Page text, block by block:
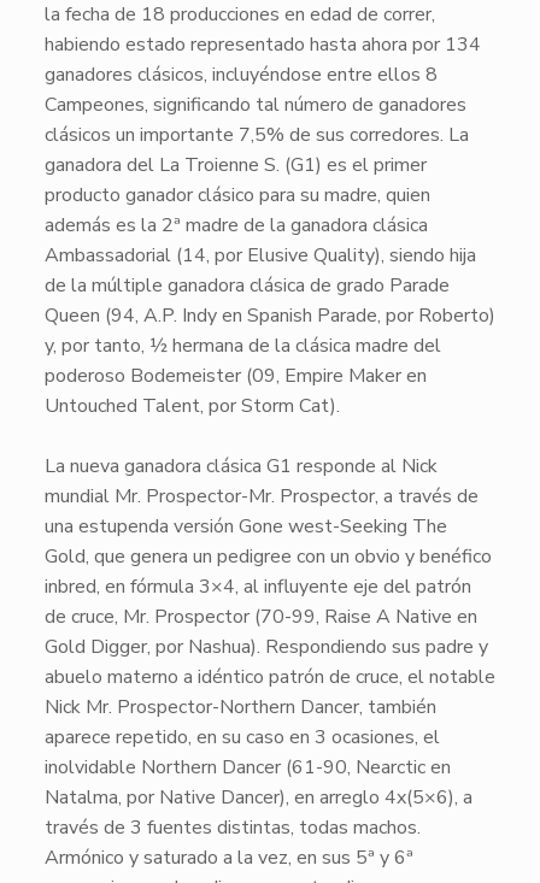
la fecha de 18 producciones en edad de correr,
habiendo estado representado hasta ahora por 134
ganadores clásicos, incluyéndose entre ellos 8
Campeones, significando tal número de ganadores
clásicos un importante 7,5% de sus corredores. La
ganadora del La Troienne S. (G1) es el primer
producto ganador clásico para su madre, quien
además es la 2ª madre de la ganadora clásica
Ambassadorial(14, por Elusive Quality), siendo hija
de la múltiple ganadora clásica de grado Parade
Queen (94, A.P. Indy en Spanish Parade, por Roberto)
y, por tanto, ½ hermana de la clásica madre del
poderoso Bodemeister(09, Empire Maker en
Untouched Talent, por Storm Cat).
La nueva ganadora clásica G1 responde al Nick
mundial Mr. Prospector-Mr. Prospector, a través de
una estupenda versión Gone west-Seeking The
Gold, que genera un pedigree con un obvio y benéfico
inbred, en fórmula 3×4, al influyente eje del patrón
de cruce, Mr. Prospector(70-99, Raise A Native en
Gold Digger, por Nashua). Respondiendo sus padre y
abuelo materno a idéntico patrón de cruce, el notable
Nick Mr. Prospector-Northern Dancer, también
aparece repetido, en su caso en 3 ocasiones, el
inolvidable Northern Dancer(61-90, Nearctic en
Natalma, por Native Dancer), en arreglo 4x(5×6), a
través de 3 fuentes distintas, todas machos.
Armónico y saturado a la vez, en sus 5ª y 6ª